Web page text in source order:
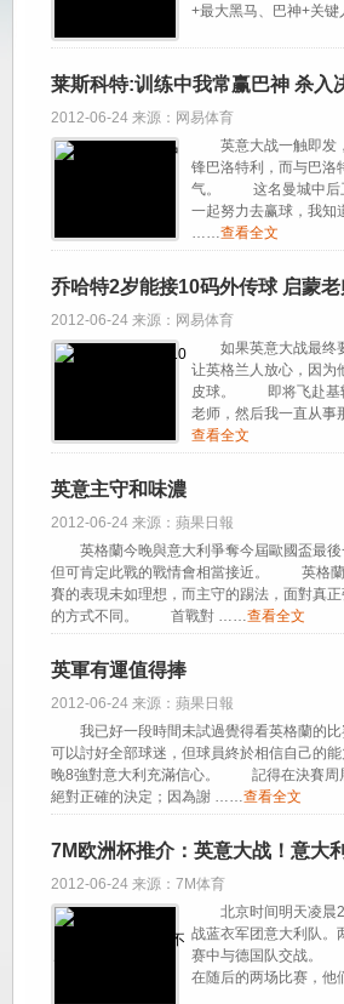
+最大黑马、巴神+
莱斯科特:训练中我常赢巴神 杀入
2012-06-24 来源：网易体育
英意大战一触即发，
锋巴洛特利，而与巴洛
气。 这名曼城中后卫
一起努力去赢球，我知
……查看全文
乔哈特2岁能接10码外传球 启蒙
2012-06-24 来源：网易体育
如果英意大战最终要
让英格兰人放心，因为
皮球。 即将飞赴基辅
老师，然后我一直从
查看全文
英意主守和味濃
2012-06-24 来源：蘋果日報
英格蘭今晚與意大利爭奪今屆歐國盃最後
但可肯定此戰的戰情會相當接近。 英格蘭
賽的表現未如理想，而主守的踢法，面對真
的方式不同。 首戰對 ……查看全文
英軍有運值得捧
2012-06-24 来源：蘋果日報
我已好一段時間未試過覺得看英格蘭的比
可以討好全部球迷，但球員終於相信自己的
晚8強對意大利充滿信心。 記得在決賽周
絕對正確的決定；因為謝 ……查看全文
7M欧洲杯推介：英意大战！意大
2012-06-24 来源：7M体育
北京时间明天凌晨2
战蓝衣军团意大利队。
赛中与德国队交战。
在随后的两场比赛，